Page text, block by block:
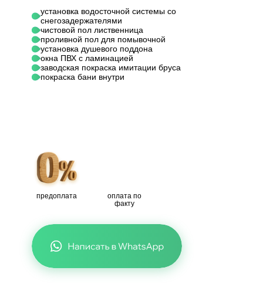
оплата по
факту
установка водосточной системы со
снегозадержателями
чистовой пол лиственница
проливной пол для помывочной
установка душевого поддона
окна ПВХ с ламинацией
заводская покраска имитации бруса
покраска бани внутри
предоплата